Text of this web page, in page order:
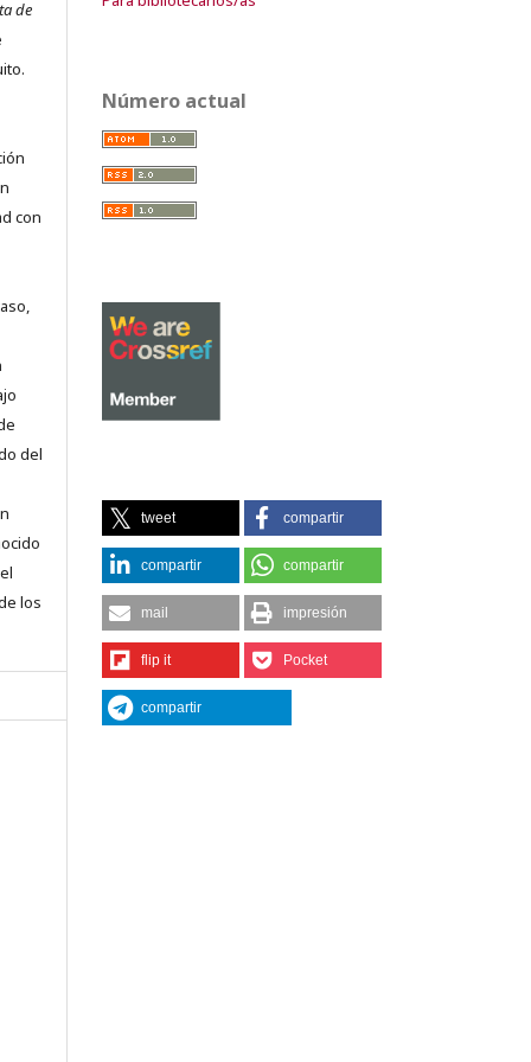
de
con
del
los
Número actual
tweet compartir
compartir compartir
mail impresión
flip it Pocket
compartir